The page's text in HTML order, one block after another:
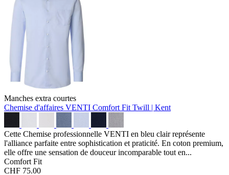
Manches extra courtes
Chemise d'affaires VENTI Comfort Fit Twill | Kent
Cette Chemise professionnelle VENTI en bleu clair représente
l'alliance parfaite entre sophistication et praticité. En coton premium,
elle offre une sensation de douceur incomparable tout en...
Comfort Fit
CHF 75.00